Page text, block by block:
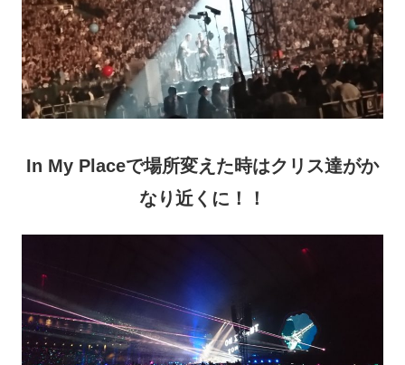
In My Placeで場所変えた時はクリス達がか
なり近くに！！